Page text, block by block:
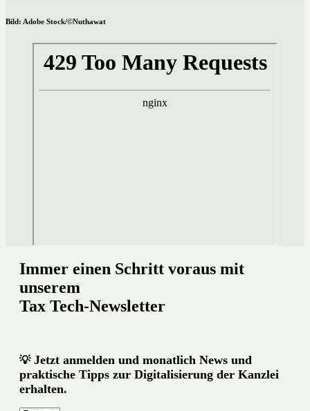
Bild: Adobe Stock/©Nuthawat
Immer einen Schritt voraus mit
unserem
Tax Tech-Newsletter
💡Jetzt anmelden und monatlich News und
praktische Tipps zur Digitalisierung der Kanzlei
erhalten.